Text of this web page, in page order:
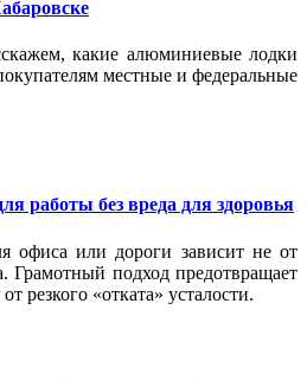
какие алюминиевые лодки
местные и федеральные
работы без вреда для здоровья
офиса или дороги зависит не от
Грамотный подход предотвращает
резкого «отката» усталости.